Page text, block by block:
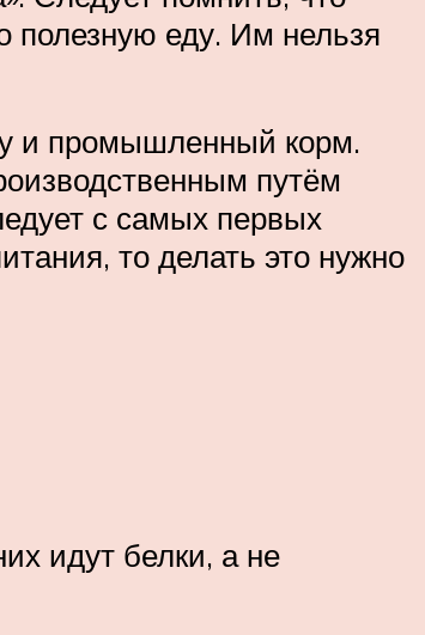
полезную еду. Им нельзя
и промышленный корм.
путём
с самых первых
то делать это нужно
идут белки, а не